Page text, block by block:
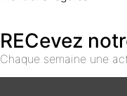
RECevez
Chaque semaine une